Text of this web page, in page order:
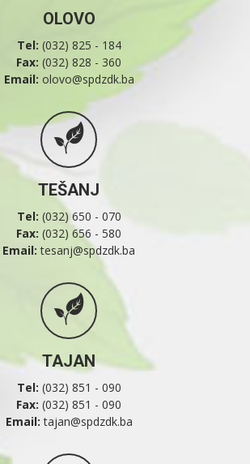
OLOVO
Tel: (032) 825 - 184
Fax: (032) 828 - 360
Email: olovo@spdzdk.ba
TEŠANJ
Tel: (032) 650 - 070
Fax: (032) 656 - 580
Email: tesanj@spdzdk.ba
TAJAN
Tel: (032) 851 - 090
Fax: (032) 851 - 090
Email: tajan@spdzdk.ba